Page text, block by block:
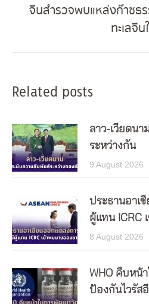
Next
จีนสำรวจพบแหล่งก๊าซธ
ทะเลจีน
Related posts
ลาว-เวียดน
ระหว่างกัน
9 August 2026
ประธานอาเ
ผู้แทน ICRC
8 August 2026
WHO คืบหน้
ป้องกันไวรัส